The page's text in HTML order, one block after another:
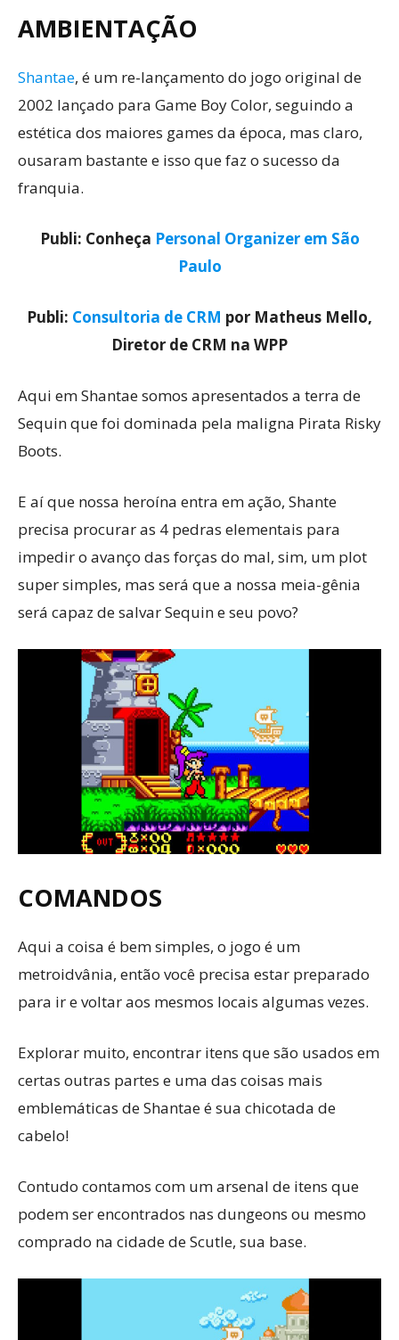
AMBIENTAÇÃO
Shantae, é um re-lançamento do jogo original de
2002 lançado para Game Boy Color, seguindo a
estética dos maiores games da época, mas claro,
ousaram bastante e isso que faz o sucesso da
franquia.
Publi: Conheça Personal Organizer em São
Paulo
Publi: Consultoria de CRM por Matheus Mello,
Diretor de CRM na WPP
Aqui em Shantae somos apresentados a terra de
Sequin que foi dominada pela maligna Pirata Risky
Boots.
E aí que nossa heroína entra em ação, Shante
precisa procurar as 4 pedras elementais para
impedir o avanço das forças do mal, sim, um plot
super simples, mas será que a nossa meia-gênia
será capaz de salvar Sequin e seu povo?
COMANDOS
Aqui a coisa é bem simples, o jogo é um
metroidvânia, então você precisa estar preparado
para ir e voltar aos mesmos locais algumas vezes.
Explorar muito, encontrar itens que são usados em
certas outras partes e uma das coisas mais
emblemáticas de Shantae é sua chicotada de
cabelo!
Contudo contamos com um arsenal de itens que
podem ser encontrados nas dungeons ou mesmo
comprado na cidade de Scutle, sua base.